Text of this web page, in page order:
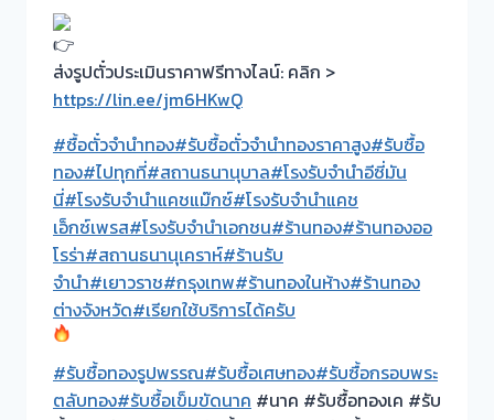
ส่งรูปตั๋วประเมินราคาฟรีทางไลน์: คลิก >
https://lin.ee/jm6HKwQ
#ซื้อตั๋วจำนำทอง#รับซื้อตั๋วจำนำทองราคาสูง#รับซื้อ
ทอง#ไปทุกที่#สถานธนานุบาล#โรงรับจำนำอีซี่มัน
นี่#โรงรับจำนำแคชแม๊กซ์#โรงรับจำนำแคช
เอ็กซ์เพรส#โรงรับจำนำเอกชน#ร้านทอง#ร้านทองออ
โรร่า#สถานธนานุเคราห์#ร้านรับ
จำนำ#เยาวราช#กรุงเทพ#ร้านทองในห้าง#ร้านทอง
ต่างจังหวัด#เรียกใช้บริการได้ครับ
#รับซื้อทองรูปพรรณ#รับซื้อเศษทอง#รับซื้อกรอบพระ
ตลับทอง#รับซื้อเข็มขัดนาค #นาค #รับซื้อทองเค #รับ